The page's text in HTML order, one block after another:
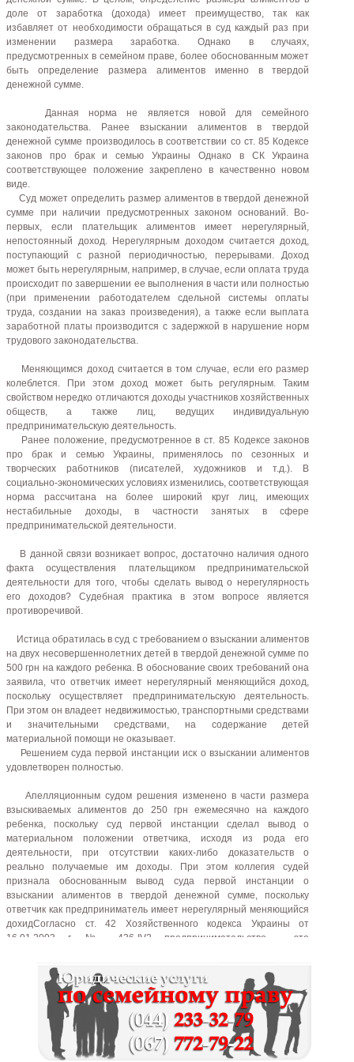
доле от заработка (дохода) имеет преимущество, так как
избавляет от необходимости обращаться в суд каждый раз при
изменении размера заработка. Однако в случаях,
предусмотренных в семейном праве, более обоснованным может
быть определение размера алиментов именно в твердой
денежной сумме.
Данная норма не является новой для семейного
законодательства. Ранее взыскании алиментов в твердой
денежной сумме производилось в соответствии со ст. 85 Кодексе
законов про брак и семью Украины Однако в СК Украина
соответствующее положение закреплено в качественно новом
виде.
Суд может определить размер алиментов в твердой денежной
сумме при наличии предусмотренных законом оснований. Во-
первых, если плательщик алиментов имеет нерегулярный,
непостоянный доход. Нерегулярным доходом считается доход,
поступающий с разной периодичностью, перерывами. Доход
может быть нерегулярным, например, в случае, если оплата труда
происходит по завершении ее выполнения в части или полностью
(при применении работодателем сдельной системы оплаты
труда, создании на заказ произведения), а также если выплата
заработной платы производится с задержкой в нарушение норм
трудового законодательства.
Меняющимся доход считается в том случае, если его размер
колеблется. При этом доход может быть регулярным. Таким
свойством нередко отличаются доходы участников хозяйственных
обществ, а также лиц, ведущих индивидуальную
предпринимательскую деятельность.
Ранее положение, предусмотренное в ст. 85 Кодексе законов
про брак и семью Украины, применялось по сезонных и
творческих работников (писателей, художников и т.д.). В
социально-экономических условиях изменились, соответствующая
норма рассчитана на более широкий круг лиц, имеющих
нестабильные доходы, в частности занятых в сфере
предпринимательской деятельности.
В данной связи возникает вопрос, достаточно наличия одного
факта осуществления плательщиком предпринимательской
деятельности для того, чтобы сделать вывод о нерегулярность
его доходов? Судебная практика в этом вопросе является
противоречивой.
Истица обратилась в суд с требованием о взыскании алиментов
на двух несовершеннолетних детей в твердой денежной сумме по
500 грн на каждого ребенка. В обоснование своих требований она
заявила, что ответчик имеет нерегулярный меняющийся доход,
поскольку осуществляет предпринимательскую деятельность.
При этом он владеет недвижимостью, транспортными средствами
и значительными средствами, на содержание детей
материальной помощи не оказывает.
Решением суда первой инстанции иск о взыскании алиментов
удовлетворен полностью.
Апелляционным судом решения изменено в части размера
взыскиваемых алиментов до 250 грн ежемесячно на каждого
ребенка, поскольку суд первой инстанции сделал вывод о
материальном положении ответчика, исходя из рода его
деятельности, при отсутствии каких-либо доказательств о
реально получаемые им доходы. При этом коллегия судей
признала обоснованным вывод суда первой инстанции о
взыскании алиментов в твердой денежной сумме, поскольку
ответчик как предприниматель имеет нерегулярный меняющийся
дохидСогласно ст. 42 Хозяйственного кодекса Украины от
16.01.2003 г. № 436-IV2 предпринимательство - это
собственный риск хозяйственная деятельность, осуществляемая
субъектами хозяйствования (предпринимателями) с целью
достижения экономических и социальных результатов и
получения прибыли. Действительно, с учетом рискового
характера предпринимательской деятельности доходы от нее с
большей степенью вероятности могут быть нерегулярными, чем
при выполнении работы по трудовому договору (контракту).